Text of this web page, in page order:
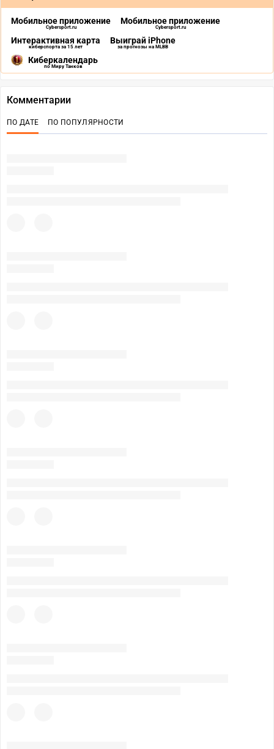
Мобильное приложение
Cybersport.ru
Мобильное приложение
Cybersport.ru
Интерактивная карта
киберспорта за 15 лет
Выиграй iPhone
за прогнозы на MLBB
Киберкалендарь
по Миру Танков
Комментарии
ПО ДАТЕ ПО ПОПУЛЯРНОСТИ